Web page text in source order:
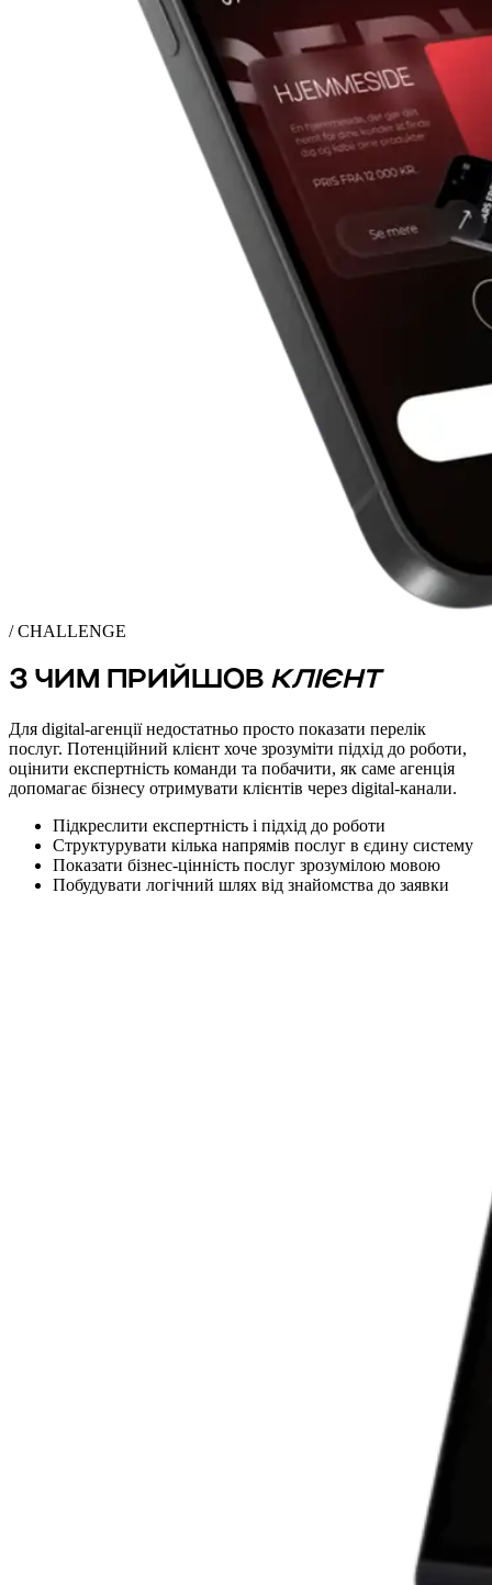
/ CHALLENGE
З ЧИМ ПРИЙШОВ КЛІЄНТ
Для digital-агенції недостатньо просто показати перелік
послуг. Потенційний клієнт хоче зрозуміти підхід до роботи,
оцінити експертність команди та побачити, як саме агенція
допомагає бізнесу отримувати клієнтів через digital-канали.
Підкреслити експертність і підхід до роботи
Структурувати кілька напрямів послуг в єдину систему
Показати бізнес-цінність послуг зрозумілою мовою
Побудувати логічний шлях від знайомства до заявки